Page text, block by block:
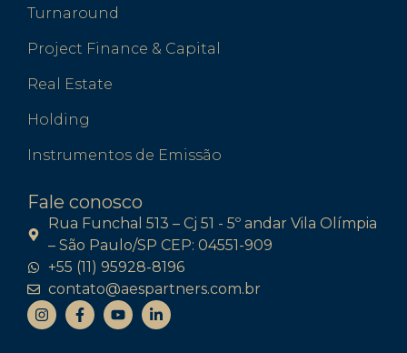
Turnaround
Project Finance & Capital
Real Estate
Holding
Instrumentos de Emissão
Fale conosco
Rua Funchal 513 – Cj 51 - 5º andar Vila Olímpia
– São Paulo/SP CEP: 04551-909
+55 (11) 95928-8196
contato@aespartners.com.br